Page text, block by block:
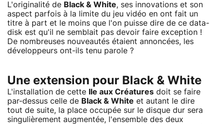
L'originalité de Black & White, ses innovations et son
aspect parfois à la limite du jeu vidéo en ont fait un
titre à part et le moins que l'on puisse dire de ce data-
disk est qu'il ne semblait pas devoir faire exception !
De nombreuses nouveautés étaient annoncées, les
développeurs ont-ils tenu parole ?
Une extension pour Black & White
L'installation de cette Ile aux Créatures doit se faire
par-dessus celle de Black & White et autant le dire
tout de suite, la place occupée sur le disque dur sera
singulièrement augmentée, l'ensemble des deux